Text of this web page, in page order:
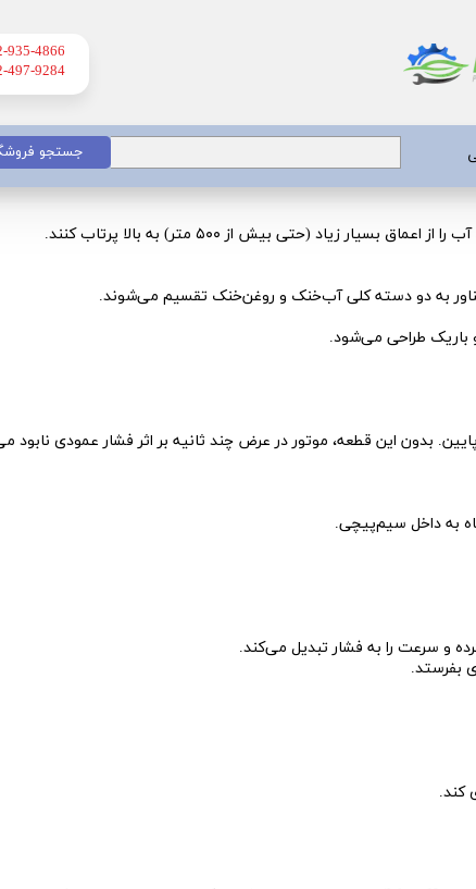
935-4866
497-9284
جستجو
(حتی بیش از ۵۰۰ متر) به بالا پرتاب کنند.
به دو دسته کلی آب‌خنک و روغن‌خنک تقسیم می‌شوند.
باریک طراحی می‌شود.
بدون این قطعه، موتور در عرض چند ثانیه بر اثر فشار عمودی نابود
به داخل سیم‌پیچی.
و سرعت را به فشار تبدیل می‌کند.
کند.